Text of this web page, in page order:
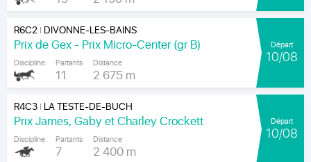
R6C2| DIVONNE-LES-BAINS
Prix de Gex - Prix Micro-Center (gr B)
Discipline Partants
11
Distance
2 675 m
Départ
10/08
R4C3| LA TESTE-DE-BUCH
Prix James, Gaby et Charley Crockett
Discipline Partants
7
Distance
2 400 m
Départ
10/08